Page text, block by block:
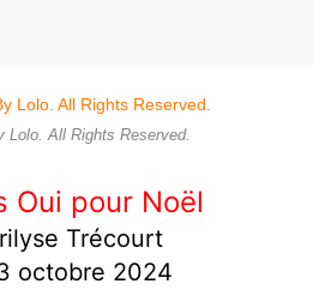
Lolo. All Rights Reserved.
Oui pour Noël
Trécourt
octobre 2024